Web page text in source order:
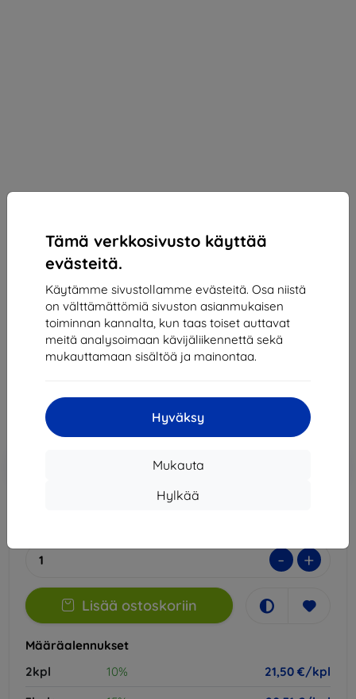
Tämä verkkosivusto käyttää
evästeitä.
Käytämme sivustollamme evästeitä. Osa niistä
on välttämättömiä sivuston asianmukaisen
toiminnan kannalta, kun taas toiset auttavat
meitä analysoimaan kävijäliikennettä sekä
mukauttamaan sisältöä ja mainontaa.
Hyväksy
Mukauta
Hylkää
3mk 1UP Protective film for Realme 14 Pro
Realme 14 Pro
23,89 €
21,50 €
Hinta ilman ALV:tä
Alennus kupongilla
- +
Lisää ostoskoriin
Määräalennukset
2kpl
10%
21,50 €/kpl